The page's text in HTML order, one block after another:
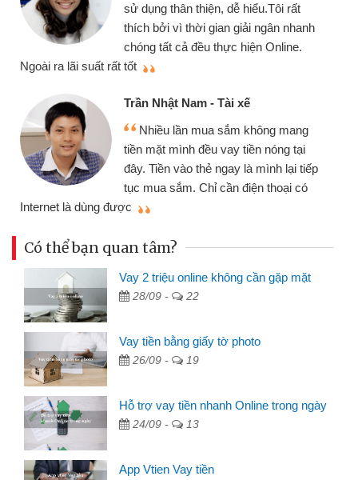
sử dụng thân thiện, dễ hiểu.Tôi rất
thích bởi vì thời gian giải ngân nhanh
chóng tất cả đều thực hiện Online.
Ngoài ra lãi suất rất tốt
Trần Nhật Nam - Tài xế
Nhiều lần mua sắm không mang
tiền mặt mình đều vay tiền nóng tại
đây. Tiền vào thẻ ngay là mình lại tiếp
tục mua sắm. Chỉ cần điện thoại có
Internet là dùng được
Có thể bạn quan tâm?
Vay 2 triệu online không cần gặp mặt
28/09 - 22
Vay tiền bằng giấy tờ photo
26/09 - 19
Hỗ trợ vay tiền nhanh Online trong ngày
24/09 - 13
App Vtien Vay tiền